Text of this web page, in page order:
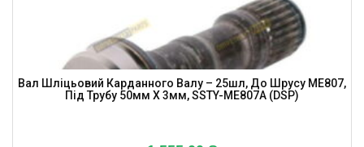
Вал Шліцьовий Карданного Валу – 25шл, До Шрусу ME807,
Під Трубу 50мм X 3мм, SSTY-ME807A (DSP)